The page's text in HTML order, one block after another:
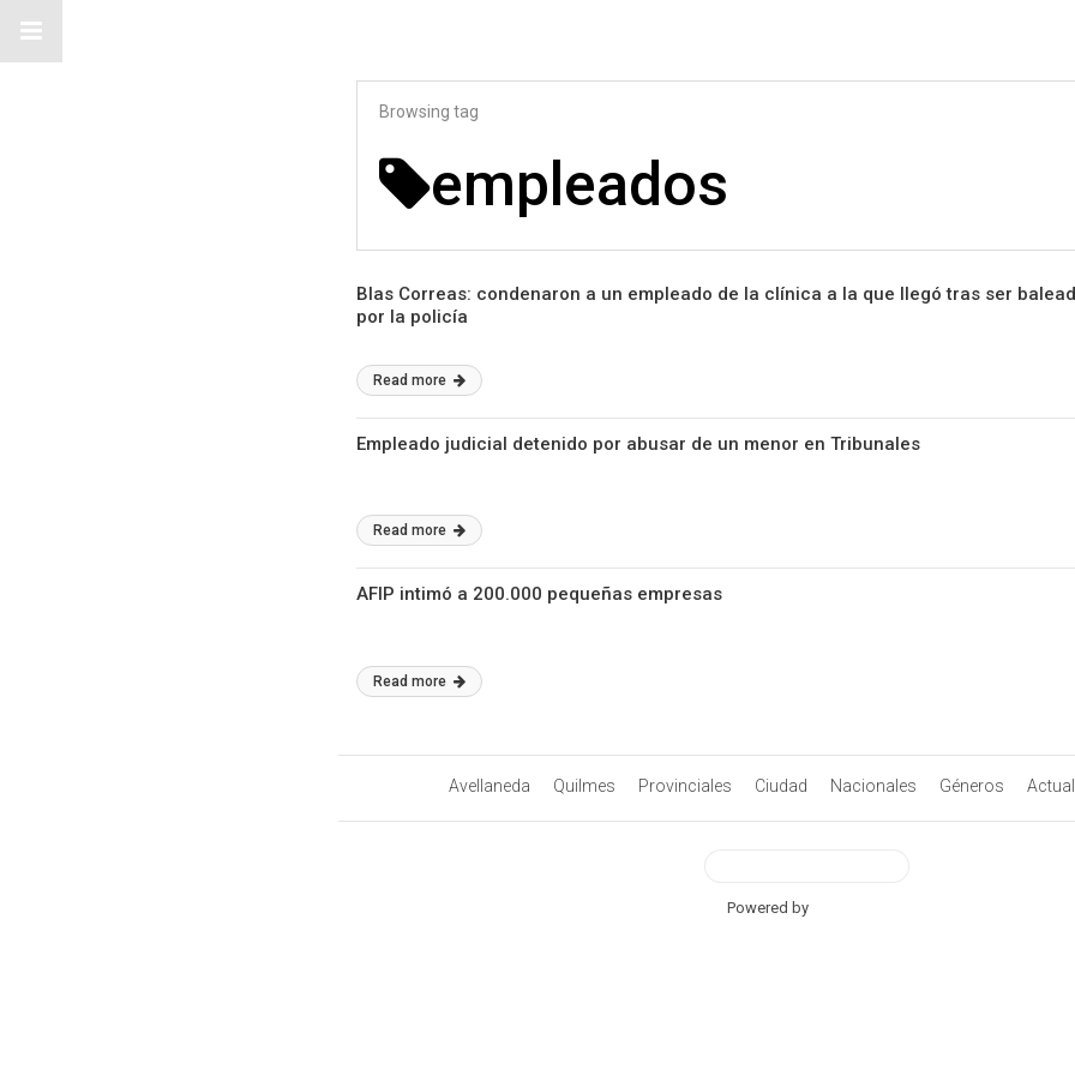
Browsing tag
empleados
Blas Correas: condenaron a un empleado de la clínica a la que llegó tras ser
por la policía
Read more
Empleado judicial detenido por abusar de un menor en Tribunales
Read more
AFIP intimó a 200.000 pequeñas empresas
Read more
Avellaneda Quilmes Provinciales Ciudad Nacionales Géneros
Powered by